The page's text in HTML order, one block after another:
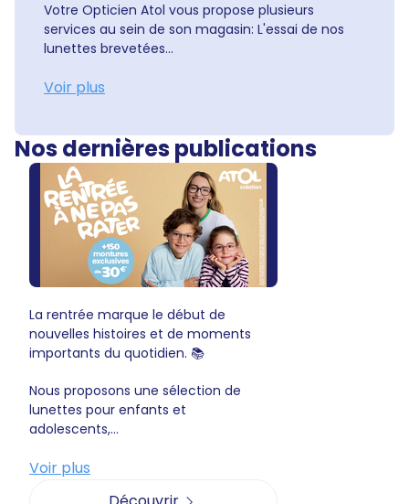
Votre Opticien Atol vous propose plusieurs
services au sein de son magasin: L'essai de nos
lunettes brevetées...
Voir plus
Nos dernières publications
La rentrée marque le début de
nouvelles histoires et de moments
importants du quotidien. 📚
Nous proposons une sélection de
lunettes pour enfants et
adolescents,...
Voir plus